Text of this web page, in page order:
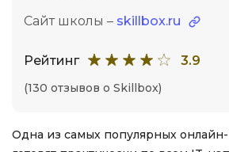
Сайт школы – skillbox.ru
Рейтинг 3.9
(130 отзывов о Skillbox)
Одна из самых популярных